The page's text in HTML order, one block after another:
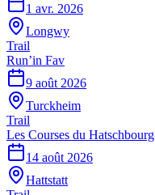
1 avr. 2026
Longwy
Trail
Run’in Fav
9 août 2026
Turckheim
Trail
Les Courses du Hatschbourg
14 août 2026
Hattstatt